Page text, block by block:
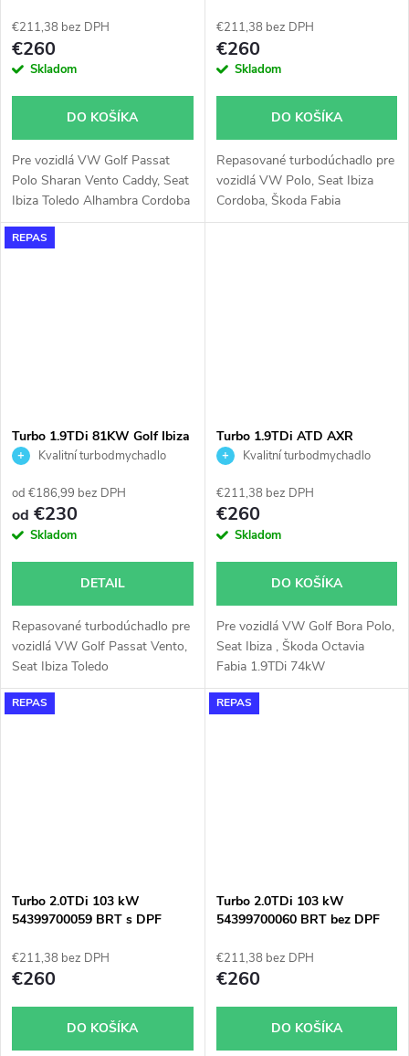
€211,38 bez DPH
€260
Skladom
DO KOŠÍKA
Pre vozidlá VW Golf Passat
Polo Sharan Vento Caddy, Seat
Ibiza Toledo Alhambra Cordoba
, Ford Galaxy
1.9TDi 1,9TDi 66KW AHU ANU
54399880008
€211,38 bez DPH
€260
Skladom
DO KOŠÍKA
Repasované turbodúchadlo pre
vozidlá VW Polo, Seat Ibiza
Cordoba, Škoda Fabia
Roomster 1.9TDi 74kW 77kW.
REPAS
Turbo 1.9TDi 81KW Golf Ibiza
Toledo Cordoba Garrett
Kvalitní turbodmychadlo
od €186,99 bez DPH
od €230
Skladom
DETAIL
Repasované turbodúchadlo pre
vozidlá VW Golf Passat Vento,
Seat Ibiza Toledo
Cordoba1.9TDi 1,9TDi 81KW
AFN
Turbo 1.9TDi ATD AXR
Octavia Golf Polo Fabia Ibiza
54399700017
Kvalitní turbodmychadlo
€211,38 bez DPH
€260
Skladom
DO KOŠÍKA
Pre vozidlá VW Golf Bora Polo,
Seat Ibiza , Škoda Octavia
Fabia 1.9TDi 74kW
REPAS
Turbo 2.0TDi 103 kW
54399700059 BRT s DPF
€211,38 bez DPH
€260
DO KOŠÍKA
REPAS
Turbo 2.0TDi 103 kW
54399700060 BRT bez DPF
€211,38 bez DPH
€260
DO KOŠÍKA